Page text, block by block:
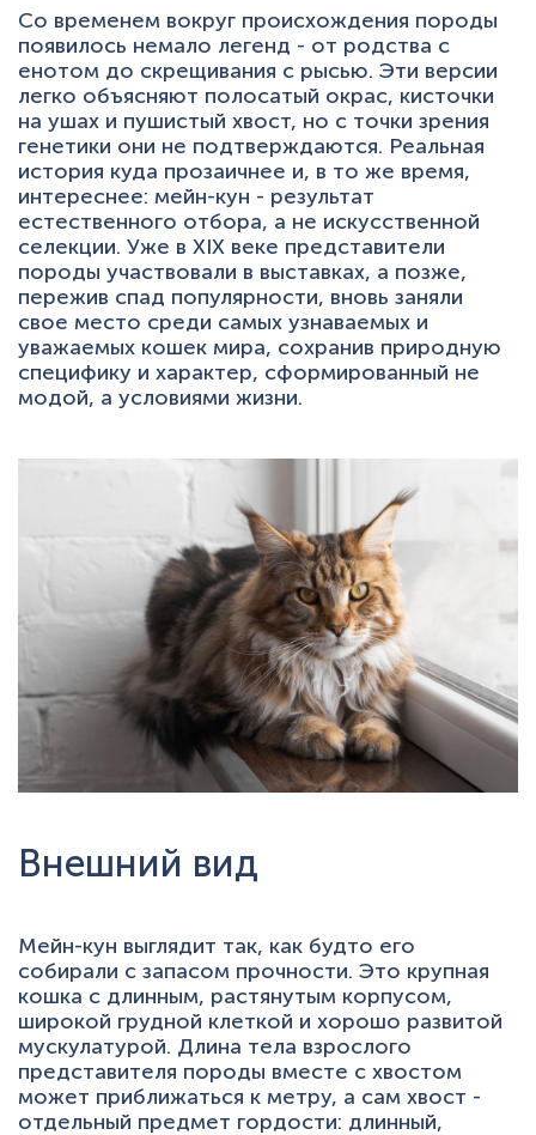
Со временем вокруг происхождения породы
появилось немало легенд - от родства с
енотом до скрещивания с рысью. Эти версии
легко объясняют полосатый окрас, кисточки
на ушах и пушистый хвост, но с точки зрения
генетики они не подтверждаются. Реальная
история куда прозаичнее и, в то же время,
интереснее: мейн-кун - результат
естественного отбора, а не искусственной
селекции. Уже в XIX веке представители
породы участвовали в выставках, а позже,
пережив спад популярности, вновь заняли
свое место среди самых узнаваемых и
уважаемых кошек мира, сохранив природную
специфику и характер, сформированный не
модой, а условиями жизни.
Внешний вид
Мейн-кун выглядит так, как будто его
собирали с запасом прочности. Это крупная
кошка с длинным, растянутым корпусом,
широкой грудной клеткой и хорошо развитой
мускулатурой. Длина тела взрослого
представителя породы вместе с хвостом
может приближаться к метру, а сам хвост -
отдельный предмет гордости: длинный,